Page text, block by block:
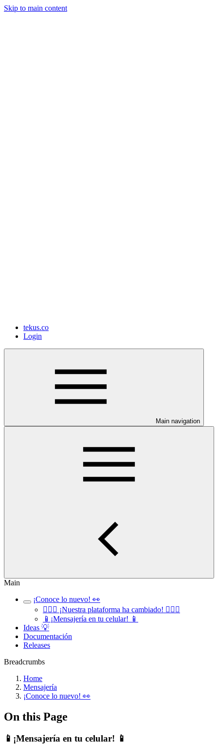
Skip to main content
tekus.co
Login
Main navigation
Main
¡Conoce lo nuevo! 👀
🧏🏻‍♀️ ¡Nuestra plataforma ha cambiado! 🧏🏻‍♂️
📱¡Mensajería en tu celular! 📱
Ideas 💡
Documentación
Releases
Breadcrumbs
Home
Mensajería
¡Conoce lo nuevo! 👀
On this Page
📱¡Mensajería en tu celular! 📱